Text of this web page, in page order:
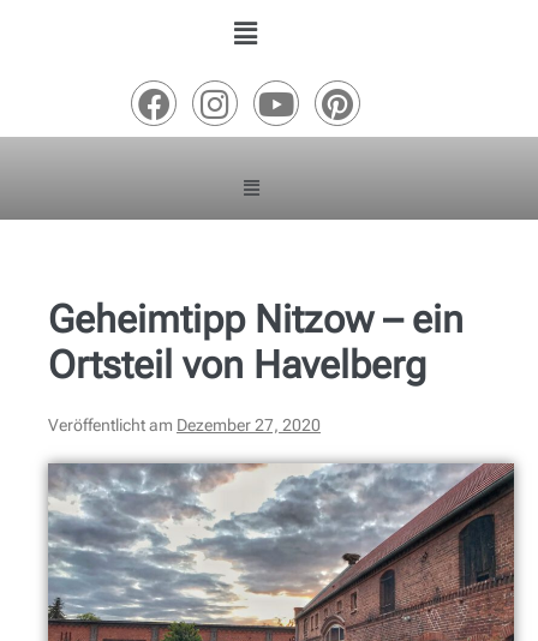
Geheimtipp Nitzow – ein
Ortsteil von Havelberg
Veröffentlicht am Dezember 27, 2020